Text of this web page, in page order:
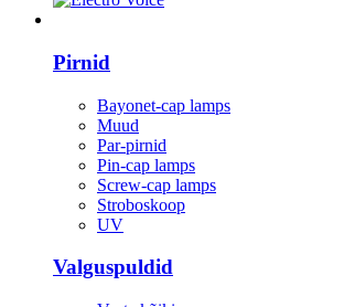
Pirnid
Bayonet-cap lamps
Muud
Par-pirnid
Pin-cap lamps
Screw-cap lamps
Stroboskoop
UV
Valguspuldid